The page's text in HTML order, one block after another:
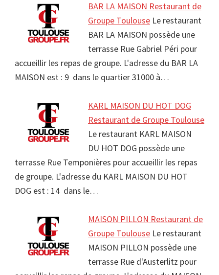
BAR LA MAISON Restaurant de
Groupe Toulouse Le restaurant
BAR LA MAISON possède une
terrasse Rue Gabriel Péri pour
accueillir les repas de groupe. L'adresse du BAR LA
MAISON est : 9 dans le quartier 31000 à…
KARL MAISON DU HOT DOG
Restaurant de Groupe Toulouse
Le restaurant KARL MAISON
DU HOT DOG possède une
terrasse Rue Temponières pour accueillir les repas
de groupe. L'adresse du KARL MAISON DU HOT
DOG est : 14 dans le…
MAISON PILLON Restaurant de
Groupe Toulouse Le restaurant
MAISON PILLON possède une
terrasse Rue d'Austerlitz pour